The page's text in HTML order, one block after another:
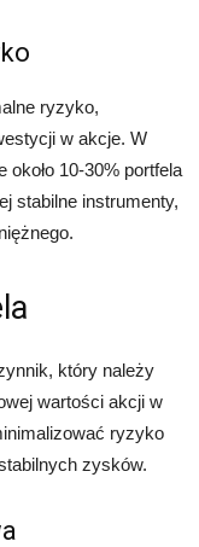
ryzyko,
w akcje. W
10-30% portfela
stabilne instrumenty,
który należy
wartości akcji w
ryzyko
zysków.